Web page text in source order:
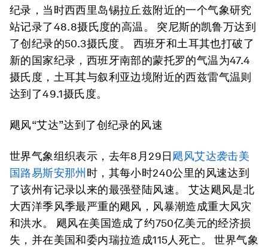
纪录，当时西西里岛锡拉丘兹附近的一个气象研究
站记录了48.8摄氏度的高温。 突尼斯的凯鲁万达到
了创纪录的50.3摄氏度。 西班牙和土耳其也打破了
新的国家纪录，西班牙南部的蒙托罗的气温为47.4
摄氏度，土耳其与叙利亚边境附近的西兹雷气温则
达到了49.1摄氏度。
飓风“艾达”达到了创纪录的风速
世界气象组织表示，去年8月29日飓风艾达袭击美
国路易斯安那州 时，其每小时240公里的风速达到
了该州有记录以来的最强登陆风速。 艾达飓风是北
大西洋季风季最严重的飓风，风暴潮造成重大风灾
和洪水。 飓风在美国造成了约750亿美元的经济损
失，并在美国和委内瑞拉造成115人死亡。 世界气象